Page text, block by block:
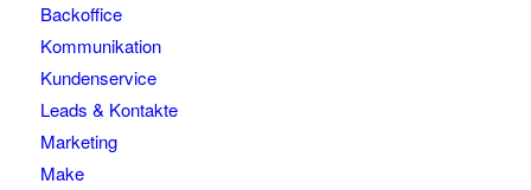
Backoffice
Kommunikation
Kundenservice
Leads & Kontakte
Marketing
Make